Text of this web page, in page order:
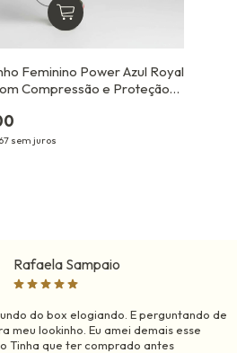
Feminino Power Azul Royal
Compressão e Proteção
sem juros
Rafaela Sampaio
do box elogiando. E perguntando de
meu lookinho. Eu amei demais esse
Tinha que ter comprado antes